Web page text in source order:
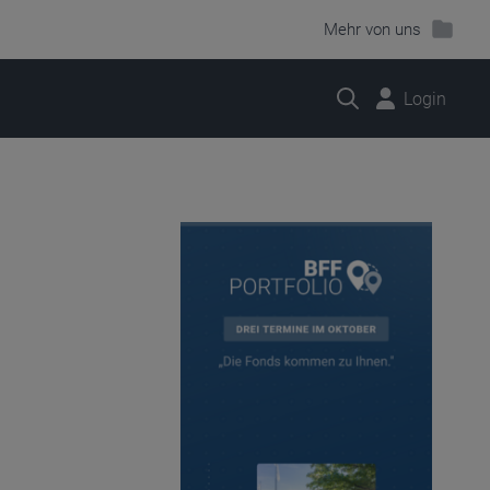
Mehr von uns
Suche Login